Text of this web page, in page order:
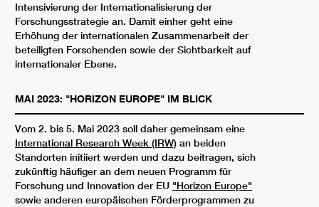
Intensivierung der Internationalisierung der
Forschungsstrategie an. Damit einher geht eine
Erhöhung der internationalen Zusammenarbeit der
beteiligten Forschenden sowie der Sichtbarkeit auf
internationaler Ebene.
MAI 2023: "HORIZON EUROPE" IM BLICK
Vom 2. bis 5. Mai 2023 soll daher gemeinsam eine
International Research Week (IRW) an beiden
Standorten initiiert werden und dazu beitragen, sich
zukünftig häufiger an dem neuen Programm für
Forschung und Innovation der EU "Horizon Europe"
sowie anderen europäischen Förderprogrammen zu